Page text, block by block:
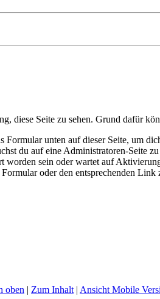
diese Seite zu sehen. Grund dafür
unten auf dieser Seite, um
du auf eine Administratoren-Seite
worden sein oder wartet auf
oder den entsprechenden Link
oben | Zum Inhalt | Ansicht Mobile